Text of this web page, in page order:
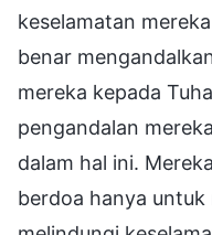
keselamatan
benar
mereka kepada
pengandalan
dalam hal ini.
berdoa hanya